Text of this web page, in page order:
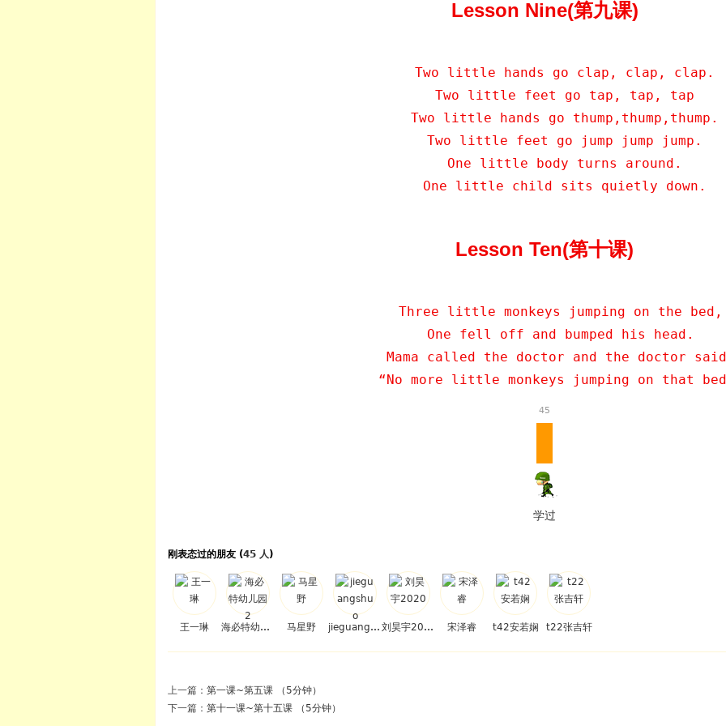
Lesson Nine(第九课)
     Two little hands go clap, clap, clap.
     Two little feet go tap, tap, tap
     Two little hands go thump,thump,thump.
     Two little feet go jump jump jump.
     One little body turns around.
     One little child sits quietly down.
Lesson Ten(第十课)
    Three little monkeys jumping on the bed,
    One fell off and bumped his head.
Mama called the doctor and the doctor
“No more little monkeys jumping on that
45
学过
刚表态过的朋友 (45 人)
王一琳 海必特幼儿园2 马星野 jieguangshuo 刘昊宇2020 宋泽睿 t42安若娴 t22张吉轩
上一篇： 第一课~第五课 （5分钟）
下一篇： 第十一课~第十五课 （5分钟）